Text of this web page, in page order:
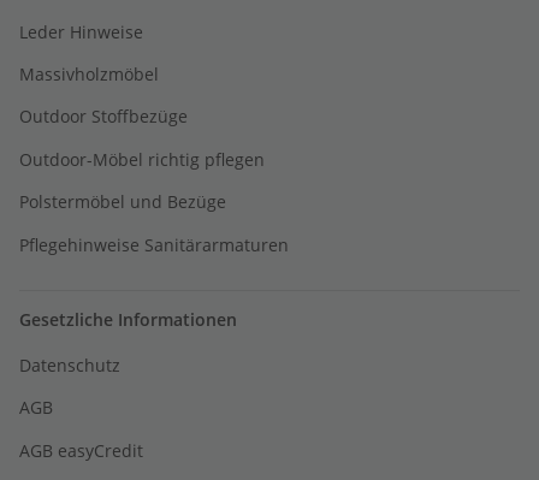
Leder Hinweise
Massivholzmöbel
Outdoor Stoffbezüge
Outdoor-Möbel richtig pflegen
Polstermöbel und Bezüge
Pflegehinweise Sanitärarmaturen
Gesetzliche Informationen
Datenschutz
AGB
AGB easyCredit